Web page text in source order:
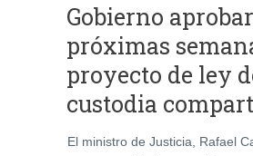
Gobierno
próximas
proyecto de ley
custodia
El ministro de Justicia, Rafael